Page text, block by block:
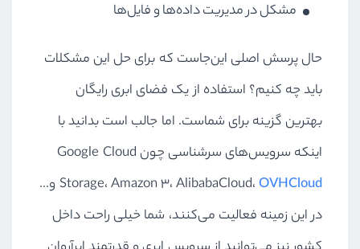
مشکل در مدیریت داده‌ها و فایل‌ها
حال پرسش اصلی این‌جاست که برای حل این مشکلات
باید چه کنیم؟ استفاده از یک فضای ابری رایگان
بهترین گزینه برای شماست. اما جالب است بدانید با
اینکه سرویس‌های سرشناسی چون Google Cloud
Storage، Amazon 3، AlibabaCloud،OVHCloud
و...
در این زمینه فعالیت می‌کنند، شما خیلی راحت داخل